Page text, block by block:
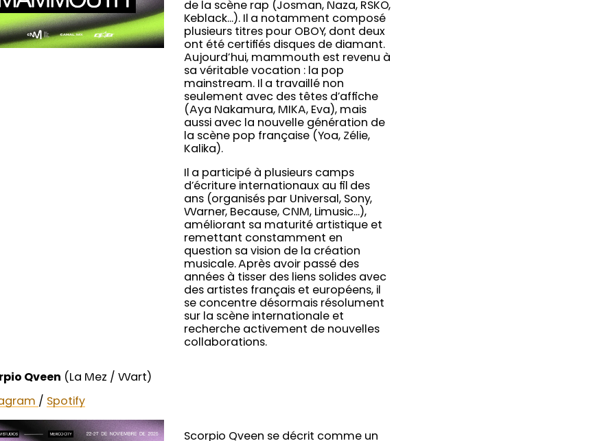
de la scène rap (Josman, Naza, RSKO,
Keblack…). Il a notamment composé
plusieurs titres pour OBOY, dont deux
ont été certifiés disques de diamant.
Aujourd’hui, mammouth est revenu à
sa véritable vocation : la pop
mainstream. Il a travaillé non
seulement avec des têtes d’affiche
(Aya Nakamura, MIKA, Eva), mais
aussi avec la nouvelle génération de
la scène pop française (Yoa, Zélie,
Kalika).
Il a participé à plusieurs camps
d’écriture internationaux au fil des
ans (organisés par Universal, Sony,
Warner, Because, CNM, Limusic…),
améliorant sa maturité artistique et
remettant constamment en
question sa vision de la création
musicale. Après avoir passé des
années à tisser des liens solides avec
des artistes français et européens, il
se concentre désormais résolument
sur la scène internationale et
recherche activement de nouvelles
collaborations.
Qveen (La Mez / Wart)
/ Spotify
Scorpio Qveen se décrit comme un